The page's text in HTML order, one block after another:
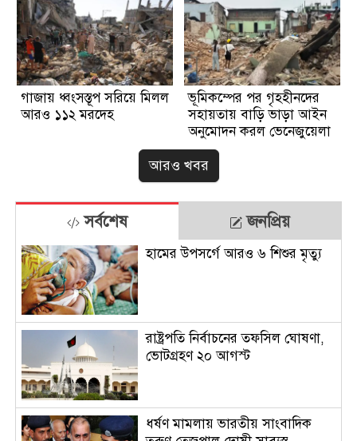
গাজায় ধ্বংসস্তূপ সরিয়ে মিলল
আরও ১১২ মরদেহ
ভূমিকম্পের পর গৃহহীনদের
সহায়তায় বাড়ি ভাড়া আইন
অনুমোদন করল ভেনেজুয়েলা
আরও খবর
সর্বশেষ জনপ্রিয়
হামের উপসর্গে আরও ৬ শিশুর মৃত্যু
রাষ্ট্রপতি নির্বাচনের তফসিল ঘোষণা,
ভোটগ্রহণ ২০ আগস্ট
ধর্ষণ মামলায় ভারতীয় সাংবাদিক